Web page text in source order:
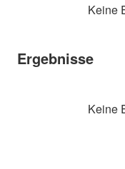
Keine
Ergebnisse
Keine